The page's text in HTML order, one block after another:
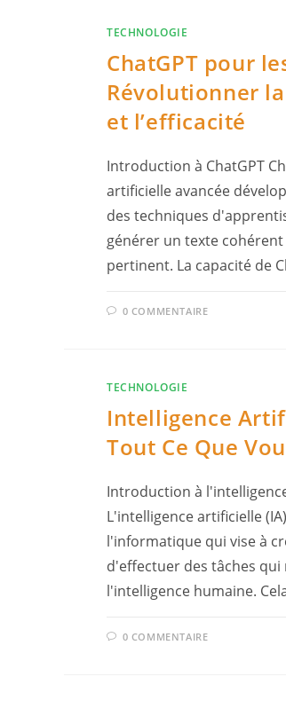
TECHNOLOGIE
ChatGPT pour
Révolutionner
et l’efficacité
Introduction à ChatGPT
artificielle avancée
des techniques
générer un texte
pertinent. La capacité de
0 COMMENTAIRE
TECHNOLOGIE
Intelligence
Tout Ce Que
Introduction à
L'intelligence artificielle
l'informatique qui vise à
d'effectuer des tâches
l'intelligence humaine.
0 COMMENTAIRE